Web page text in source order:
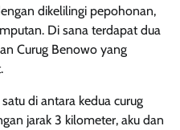
dikelilingi pepohonan,
Di sana terdapat dua
Curug Benowo yang
di antara kedua curug
jarak 3 kilometer, aku dan